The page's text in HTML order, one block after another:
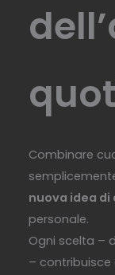
Combinare
nuova idea di
personale.
Ogni scelta –
–